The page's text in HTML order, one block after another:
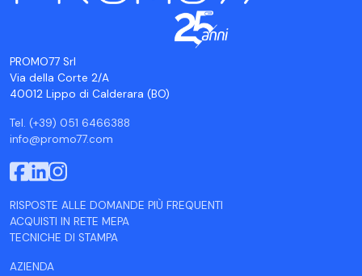
PROMO77 Srl
Via della Corte 2/A
40012 Lippo di Calderara (BO)
Tel. (+39) 051 6466388
info@promo77.com
RISPOSTE ALLE DOMANDE PIÙ FREQUENTI
ACQUISTI IN RETE MEPA
TECNICHE DI STAMPA
AZIENDA